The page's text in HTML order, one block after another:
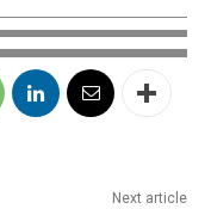
Next article